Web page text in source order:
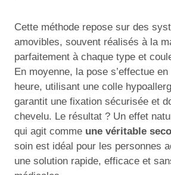
Cette méthode repose sur des
amovibles, souvent réalisés à la
parfaitement à chaque type et
En moyenne, la pose s’effectue en
heure, utilisant une colle
garantit une fixation sécurisée et
chevelu. Le résultat ? Un effet
qui agit comme une véritable
soin est idéal pour les personnes
une solution rapide, efficace et